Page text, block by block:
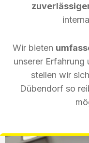
Wir bieten
unserer Erfahrung
stellen wir
Dübendorf so